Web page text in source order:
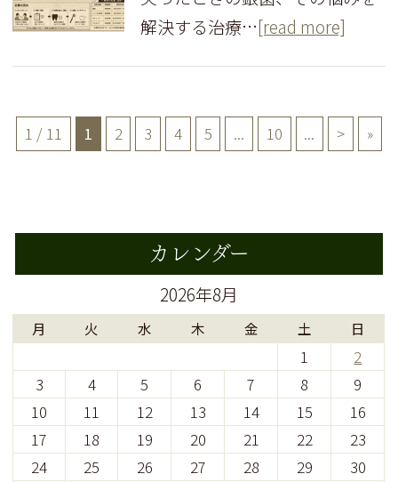
解決する治療…[read more]
1 / 11 1 2 3 4 5 ... 10 ... > »
カレンダー
2026年8月
月 火 水 木 金 土 日
1
2
3
4 5 6 7 8
9
10
11 12 13 14 15
16
17
18 19 20 21 22
23
24
25 26 27 28 29
30